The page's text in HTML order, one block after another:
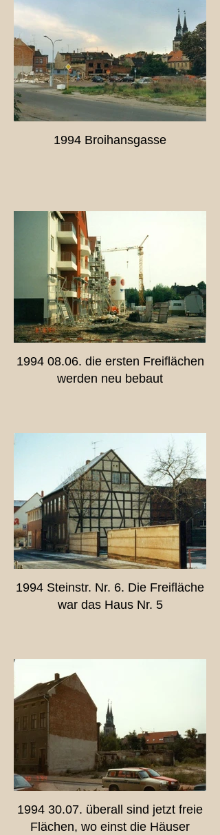
1994 Broihansgasse
1994 08.06. die ersten Freiflächen
werden neu bebaut
1994 Steinstr. Nr. 6. Die Freifläche
war das Haus Nr. 5
1994 30.07. überall sind jetzt freie
Flächen, wo einst die Häuser